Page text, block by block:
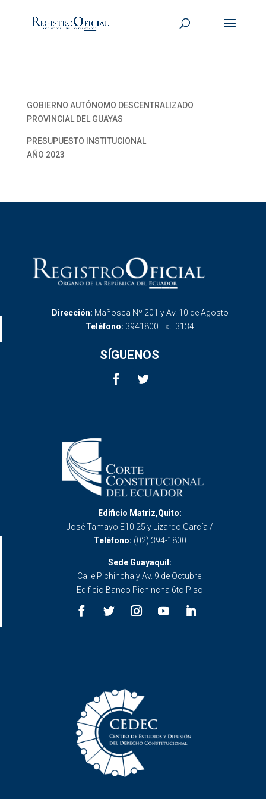
GOBIERNO AUTÓNOMO DESCENTRALIZADO
PROVINCIAL DEL GUAYAS
PRESUPUESTO INSTITUCIONAL
AÑO 2023
Dirección: Mañosca Nº 201 y Av. 10 de Agosto
Teléfono: 3941800 Ext. 3134
SÍGUENOS
Edificio Matriz,Quito:
José Tamayo E10 25 y Lizardo García /
Teléfono: (02) 394-1800
Sede Guayaquil:
Calle Pichincha y Av. 9 de Octubre.
Edificio Banco Pichincha 6to Piso